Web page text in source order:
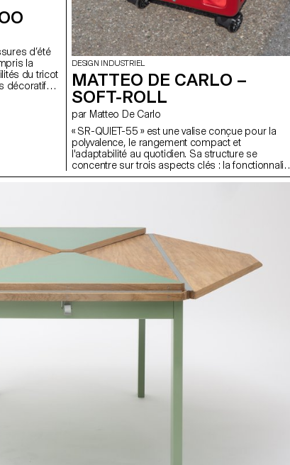
d’été
la
du tricot
décoratifs
du
DESIGN INDUSTRIEL
MATTEO DE CARLO –
SOFT-ROLL
par Matteo De Carlo
« SR-QUIET-55 » est une valise conçue pour la
polyvalence, le rangement compact et
l'adaptabilité au quotidien. Sa structure se
concentre sur trois aspects clés : la fonctionnalité
modulaire, l'efficacité de l'espace et la
démontable et ses composants s'emboîtent les
uns dans les autres pour un rangement minimal.
Le sac intérieur se détache facilement et
fonctionne comme un sac à dos, adapté aux
voyages et à l'usage quotidien. Les roues sont
conçues avec une structure en nid d'abeille et des
matériaux insonorisants pour réduire le bruit
pendant les déplacements.